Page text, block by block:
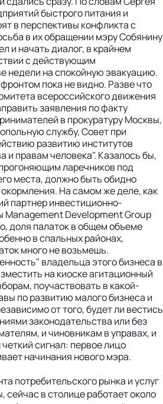
быстрого питания и
в перспективы конфликта с
в их обращении мэру Собянину
и начать диалог, в крайнем
с действующим
недели на спокойную эвакуацию.
пока не видно. Разве что
всероссийского движения
заявления по факту
в прокуратуру Москвы,
службу, Совет при
развитию институтов
и правам человека". Казалось бы,
ларечников под
места, должно быть обидно
окормления. На самом же деле, как
партнер инвестиционно-
Management Development Group
доля палаток в общем объеме
в спальных районах,
много не возьмешь.
владельца этого бизнеса в
на киоске агитационный
поучаствовать в какой-
по развитию малого бизнеса и
от того, будет ли вестись
законодательства или без
и чиновникам в управах, и
сигнал: первое лицо
начинания нового мэра.
потребительского рынка и услуг
сейчас в столице работает около